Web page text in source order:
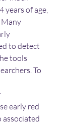
years of age,
Many
to detect
tools
To
early red
associated